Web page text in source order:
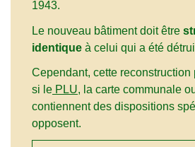
1943.
Le nouveau bâtiment doit être
identique à celui qui a été
Cependant, cette reconstruction
si le PLU, la carte communale
contiennent des dispositions
opposent.